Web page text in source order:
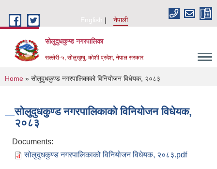
English
नेपाली
सोलुदुधकुण्ड नगरपालिका
सल्लेरी-५, सोलुखुम्बु, कोशी प्रदेश, नेपाल सरकार
You are here
Home » सोलुदुधकुण्ड नगरपालिकाको विनियोजन विधेयक, २०८३
सोलुदुधकुण्ड नगरपालिकाको विनियोजन विधेयक,
२०८३
Documents:
सोलुदुधकुण्ड नगरपालिकाको विनियोजन विधेयक, २०८३.pdf